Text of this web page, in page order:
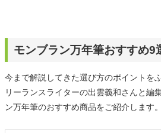
モンブラン万年筆おすすめ9
今まで解説してきた選び方のポイントを
リーランスライターの出雲義和さんと編
ン万年筆のおすすめ商品をご紹介します。